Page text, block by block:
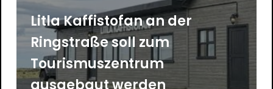
Litla Kaffistofan an der
Ringstraße soll zum
Tourismuszentrum
ausgebaut werden